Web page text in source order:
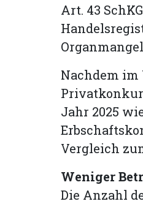
Art. 43
Nachdem im
Jahr 2025
Vergleich
Weniger
Die Anzahl